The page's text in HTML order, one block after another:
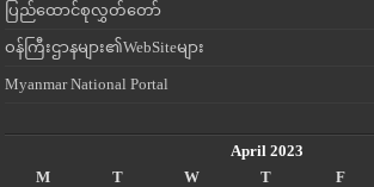
ပြည်ထောင်စုလွှတ်တော်
ဝန်ကြီးဌာနများ၏WebSiteများ
Myanmar National Portal
April 2023
M
T W T F